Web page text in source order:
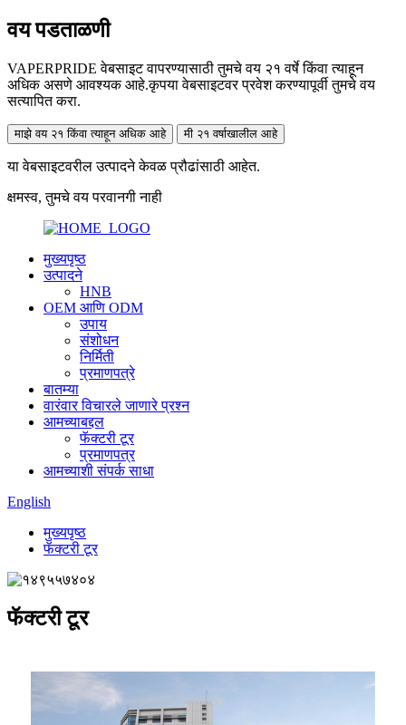
वय पडताळणी
VAPERPRIDE वेबसाइट वापरण्यासाठी तुमचे वय २१ वर्षे किंवा त्याहून
अधिक असणे आवश्यक आहे.कृपया वेबसाइटवर प्रवेश करण्यापूर्वी तुमचे वय
सत्यापित करा.
माझे वय २१ किंवा त्याहून अधिक आहे मी २१ वर्षाखालील आहे
या वेबसाइटवरील उत्पादने केवळ प्रौढांसाठी आहेत.
क्षमस्व, तुमचे वय परवानगी नाही
मुख्यपृष्ठ
उत्पादने
HNB
OEM आणि ODM
उपाय
संशोधन
निर्मिती
प्रमाणपत्रे
बातम्या
वारंवार विचारले जाणारे प्रश्न
आमच्याबद्दल
फॅक्टरी टूर
प्रमाणपत्र
आमच्याशी संपर्क साधा
English
मुख्यपृष्ठ
फॅक्टरी टूर
फॅक्टरी टूर